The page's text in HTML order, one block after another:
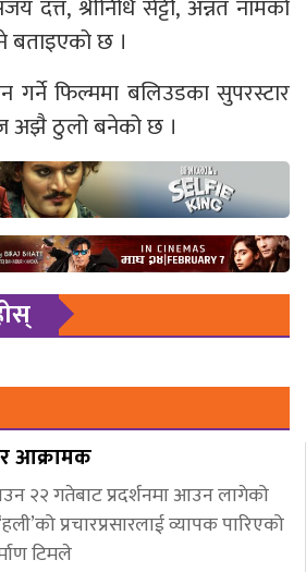
दत्त, श्रीनिधि सेट्टी, अन्नत नामको
बताइएको छ ।
गर्ने फिल्ममा बलिउडका सुपरस्टार
अझै ठुलो बनेको छ ।
आक्रामक
२२ गतेबाट प्रदर्शनमा आउन लागेको
प्रचारप्रसारलाई व्यापक पारिएको
टिमले